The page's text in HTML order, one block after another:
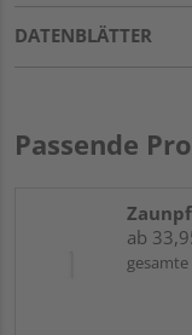
DATENBLÄTTER
Passende
ab